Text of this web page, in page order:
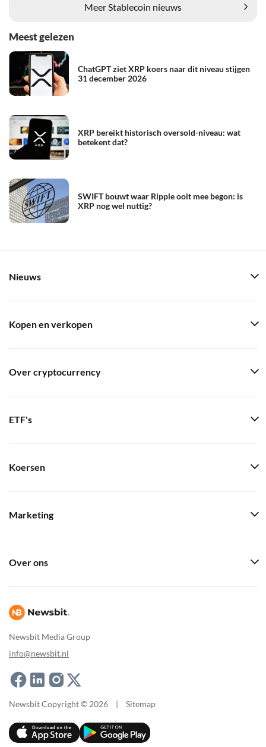
Meer Stablecoin nieuws
Meest gelezen
ChatGPT ziet XRP koers naar dit niveau stijgen
31 december 2026
XRP bereikt historisch oversold-niveau: wat
betekent dat?
SWIFT bouwt waar Ripple ooit mee begon: is
XRP nog wel nuttig?
Newsbit Media Group
info@newsbit.nl
Nieuws
Kopen en verkopen
Over cryptocurrency
ETF's
Koersen
Marketing
Over ons
Newsbit Copyright © 2026 | Sitemap